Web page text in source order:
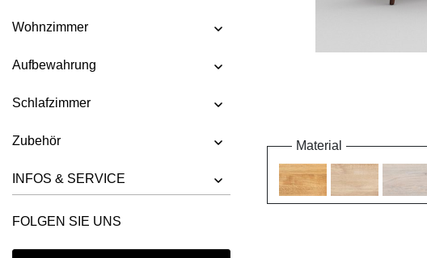
Wohnzimmer
Aufbewahrung
Schlafzimmer
Zubehör
INFOS & SERVICE
FOLGEN SIE UNS
Material